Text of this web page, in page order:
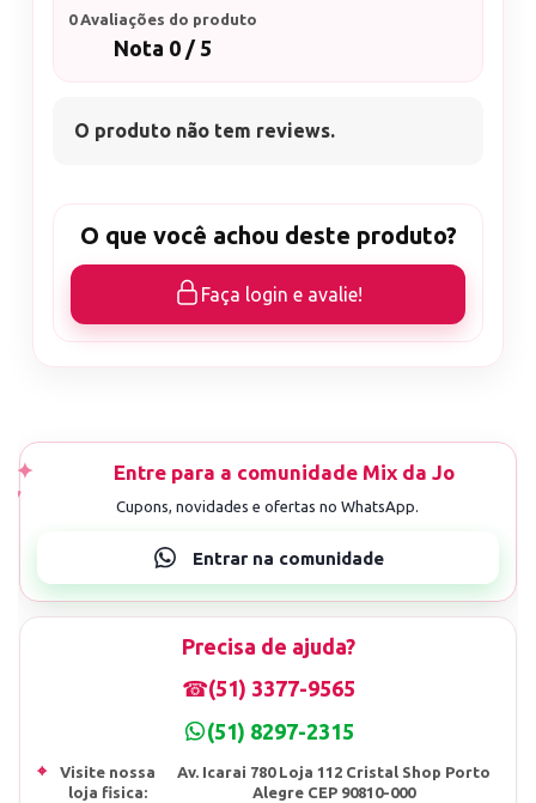
0 Avaliações do produto
Nota 0 / 5
O produto não tem reviews.
O que você achou deste produto?
Faça login e avalie!
Precisa de ajuda?
☎(51) 3377-9565
(51) 8297-2315
⌖
Visite nossa
loja fisica:
Av. Icarai 780 Loja 112 Cristal Shop Porto
Alegre CEP 90810-000